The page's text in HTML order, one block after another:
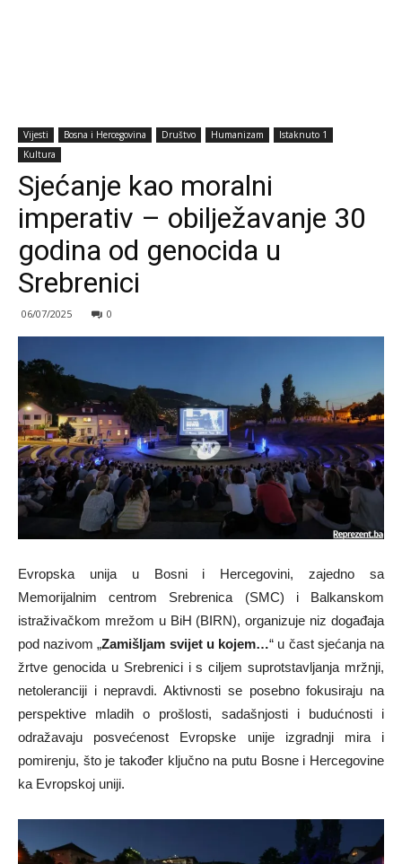
Vijesti Bosna i Hercegovina Društvo Humanizam
Istaknuto 1
Kultura
Sjećanje kao moralni
imperativ – obilježavanje 30
godina od genocida u
Srebrenici
06/07/2025 0
Evropska unija u Bosni i Hercegovini, zajedno sa
Memorijalnim centrom Srebrenica (SMC) i Balkanskom
istraživačkom mrežom u BiH (BIRN), organizuje niz događaja
pod nazivom „Zamišljam svijet u kojem…“ u čast sjećanja na
žrtve genocida u Srebrenici i s ciljem suprotstavljanja mržnji,
netoleranciji i nepravdi. Aktivnosti se posebno fokusiraju na
perspektive mladih o prošlosti, sadašnjosti i budućnosti i
odražavaju posvećenost Evropske unije izgradnji mira i
pomirenju, što je također ključno na putu Bosne i Hercegovine
ka Evropskoj uniji.